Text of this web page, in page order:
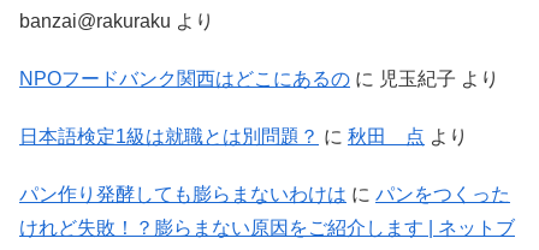
banzai@rakuraku より
NPOフードバンク関西はどこにあるの に 児玉紀子 より
日本語検定1級は就職とは別問題？ に 秋田 点 より
パン作り発酵しても膨らまないわけは に パンをつくった
けれど失敗！？膨らまない原因をご紹介します | ネットブ